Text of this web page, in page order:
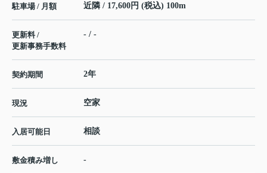
駐車場 / 月額 近隣 / 17,600円 (税込) 100m
更新料 /
更新事務手数料
- / -
契約期間 2年
現況 空家
入居可能日 相談
敷金積み増し -